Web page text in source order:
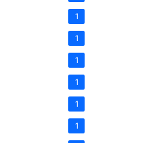
1
1
1
1
1
1